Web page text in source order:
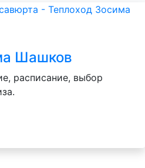
Шашков
расписание, выбор